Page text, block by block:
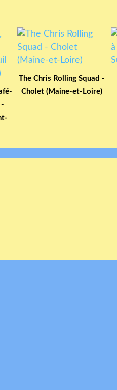
The Chris Rolling Squad -
Cholet (Maine-et-Loire)